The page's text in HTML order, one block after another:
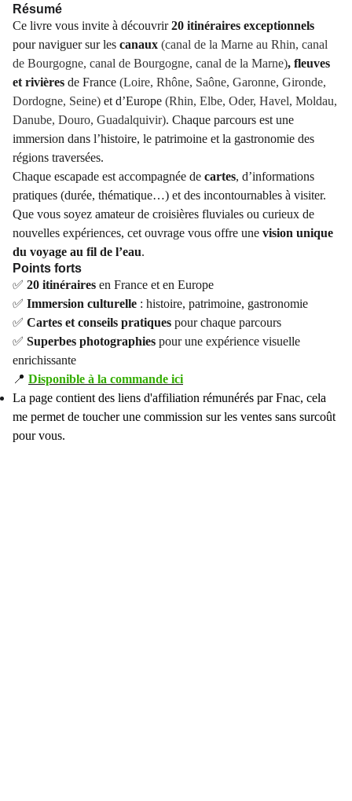
Résumé
Ce livre vous invite à découvrir20 itinéraires exceptionnels
pour naviguer sur les canaux (canal de la Marne au Rhin, canal
de Bourgogne, canal de Bourgogne, canal de la Marne), fleuves
et rivières de France (Loire, Rhône, Saône, Garonne, Gironde,
Dordogne, Seine) et d’Europe (Rhin, Elbe, Oder, Havel, Moldau,
Danube, Douro, Guadalquivir). Chaque parcours est une
immersion dans l’histoire, le patrimoine et la gastronomie des
régions traversées.
Chaque escapade est accompagnée de cartes, d’informations
pratiques (durée, thématique…) et des incontournables à visiter.
Que vous soyez amateur de croisières fluviales ou curieux de
nouvelles expériences, cet ouvrage vous offre une vision unique
du voyage au fil de l’eau.
Points forts
✅ 20 itinéraires en France et en Europe
✅ Immersion culturelle : histoire, patrimoine, gastronomie
✅ Cartes et conseils pratiques pour chaque parcours
✅ Superbes photographies pour une expérience visuelle
enrichissante
📍 Disponible à la commande ici
La page contient des liens d'affiliation rémunérés par Fnac, cela
me permet de toucher une commission sur les ventes sans surcoût
pour vous.